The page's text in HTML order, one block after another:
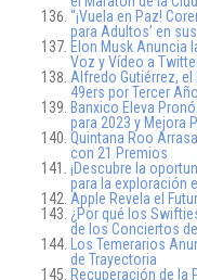
“¡Vuela en Paz!
para Adultos’ en
Elon Musk Anuncia
Voz y Vídeo a
Alfredo Gutiérrez,
49ers por Tercer Año
Banxico Eleva
para 2023 y Mejora
Quintana Roo
con 21 Premios
¡Descubre la
para la exploración
Apple Revela el
¿Por qué los
de los Conciertos
Los Temerarios
de Trayectoria
Recuperación de la